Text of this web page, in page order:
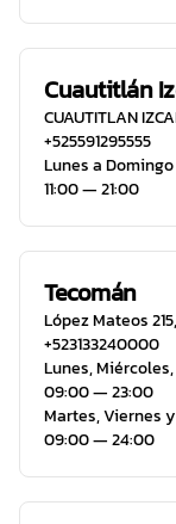
Cuautitlán
CUAUTITLAN
+525591295555
Lunes a Domingo
11:00 ― 21:00
Tecomán
López Mateos 215,
+523133240000
Lunes,
09:00 ― 23:00
Martes, Viernes
09:00 ― 24:00